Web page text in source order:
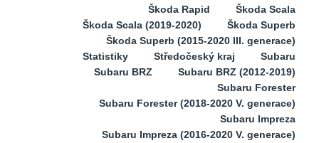
Škoda Rapid
Škoda Scala
Škoda Scala (2019-2020)
Škoda Superb
Škoda Superb (2015-2020 III. generace)
Statistiky
Středočeský kraj
Subaru
Subaru BRZ
Subaru BRZ (2012-2019)
Subaru Forester
Subaru Forester (2018-2020 V. generace)
Subaru Impreza
Subaru Impreza (2016-2020 V. generace)